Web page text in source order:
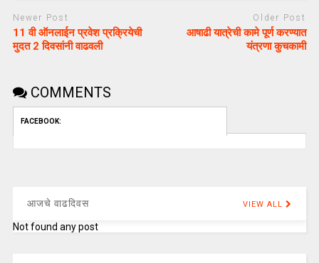
Newer Post
11 वी ऑनलाईन प्रवेश प्रक्रियेची
मुदत 2 दिवसांनी वाढवली
Older Post
आषाढी यात्रेची कामे पूर्ण करण्यात
यंत्रणा कुचकामी
COMMENTS
FACEBOOK:
आजचे वाढदिवस VIEW ALL
Not found any post